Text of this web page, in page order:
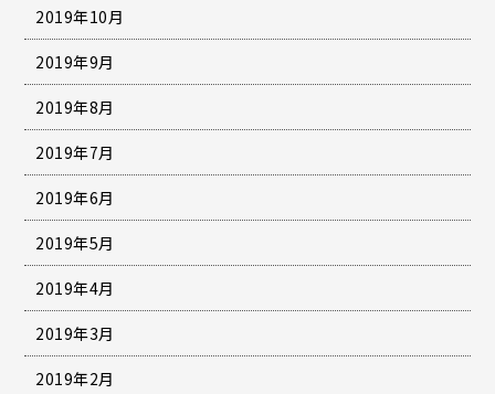
2019年10月
2019年9月
2019年8月
2019年7月
2019年6月
2019年5月
2019年4月
2019年3月
2019年2月